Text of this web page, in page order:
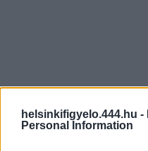
helsinkifigyelo.444.hu -
Personal Information